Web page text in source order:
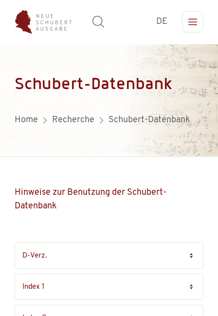
DE
Schubert-Datenbank
Home Recherche Schubert-Datenbank
Hinweise zur Benutzung der Schubert-
Datenbank